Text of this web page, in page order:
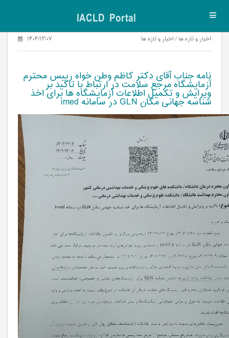
IACLD Portal
اخبار و تازه ها / اخبار و تازه ها ۱۴۰۴/۱۲/۰۷
نامه جناب آقای دکتر کاظم وطن خواه رییس محترم
آزمایشگاه مرجع سلامت در ارتباط با تاکید بر
ویرایش و تکمیل اطلاعات آزمایشگاه ها برای اخذ
شناسه جهانی مکان GLN در سامانه imed